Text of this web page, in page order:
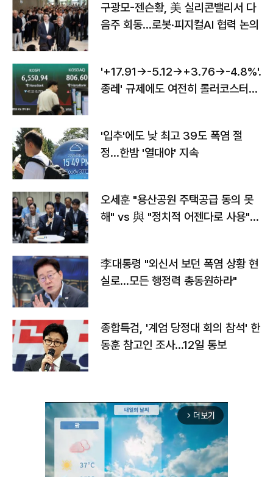
구광모-젠슨황, 美 실리콘밸리서 다
음주 회동…로봇·피지컬AI 협력 논의
'+17.91→-5.12→+3.76→-4.8%'…'
종레' 규제에도 여전히 롤러코스터
'입추'에도 낮 최고 39도 폭염 절
정…한밤 '열대야' 지속
오세훈 "용산공원 주택공급 동의 못
해" vs 與 "정치적 어젠다로 사용"
李대통령 "외신서 보던 폭염 상황 현
실로…모든 행정력 총동원하라"
종합특검, '계엄 당정대 회의 참석' 한
동훈 참고인 조사...12일 통보
arrow_forward_ios 더보기